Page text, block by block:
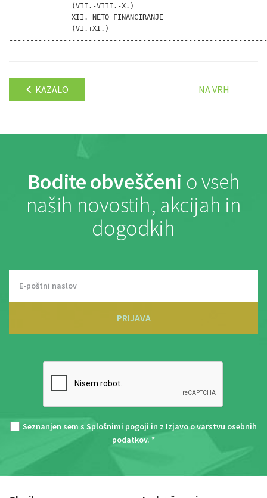
(VII.-VIII.-X.)
               XII. NETO FINANCIRANJE
(VI.+XI.)
KAZALO NA VRH
Bodite obveščeni o vseh
naših novostih, akcijah in
dogodkih
PRIJAVA
Seznanjen sem s Splošnimi pogoji in z Izjavo o varstvu osebnih
podatkov. *